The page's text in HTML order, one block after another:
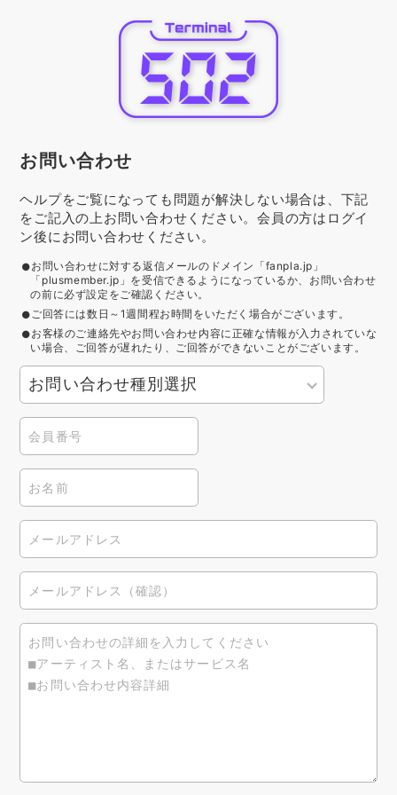
お問い合わせ
ヘルプをご覧になっても問題が解決しない場合は、下記
をご記入の上お問い合わせください。会員の方はログイ
ン後にお問い合わせください。
お問い合わせに対する返信メールのドメイン「fanpla.jp」
「plusmember.jp」を受信できるようになっているか、お問い合わせ
の前に必ず設定をご確認ください。
ご回答には数日～1週間程お時間をいただく場合がございます。
お客様のご連絡先やお問い合わせ内容に正確な情報が入力されていな
い場合、ご回答が遅れたり、ご回答ができないことがございます。